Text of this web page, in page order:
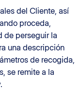
del Cliente, así
proceda,
de perseguir la
una descripción
de recogida,
se remite a la